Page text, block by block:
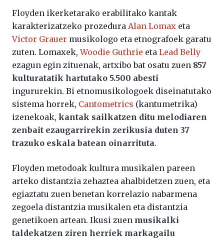
Floyden ikerketarako erabilitako kantak
karakterizatzeko prozedura Alan Lomax eta
Victor Grauer musikologo eta etnografoek garatu
zuten. Lomaxek,Woodie Guthrie eta Lead Belly
ezagun egin zituenak, artxibo bat osatu zuen 857
kulturatatik hartutako 5.500 abesti
ingururekin. Bi etnomusikologoek diseinatutako
sistema horrek, Cantometrics (kantumetrika)
izenekoak, kantak sailkatzen ditu melodiaren
zenbait ezaugarrirekin zerikusia duten 37
trazuko eskala batean oinarrituta.
Floyden metodoak kultura musikalen pareen
arteko distantzia zehaztea ahalbidetzen zuen, eta
egiaztatu zuen benetan korrelazio nabarmena
zegoela distantzia musikalen eta distantzia
genetikoen artean. Ikusi zuen musikalki
taldekatzen ziren herriek markagailu